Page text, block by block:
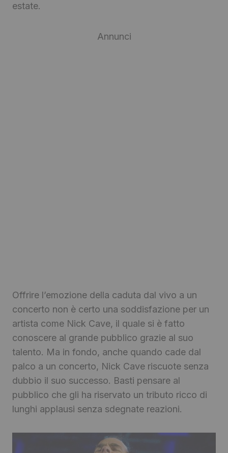
estate.
Annunci
Offrire l’emozione della caduta dal vivo a un
concerto non è certo una soddisfazione per un
artista come Nick Cave, il quale si è fatto
conoscere al grande pubblico grazie al suo
talento. Ma in fondo, anche quando cade dal
palco a un concerto, Nick Cave riscuote senza
dubbio il suo successo. Basti pensare al
pubblico che gli ha riservato un tributo ricco di
lunghi applausi senza sdegnate reazioni.